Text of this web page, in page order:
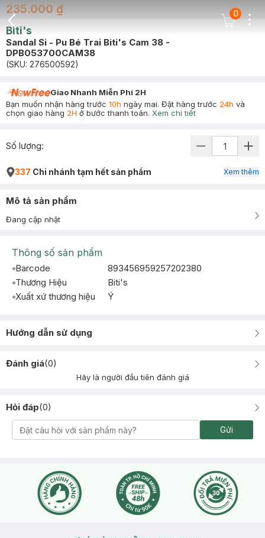
Back Icon
Cart Icon
0
235.000 ₫
Biti's
Sandal Si - Pu Bé Trai Biti's Cam 38 -
DPB053700CAM38
(SKU: 276500592)
Giao Nhanh Miễn Phí 2H
Bạn muốn nhận hàng trước 10h ngày mai. Đặt hàng trước 24h và
chọn giao hàng 2H ở bước thanh toán. Xem chi tiết
Số lượng:
337 Chi nhánh tạm hết sản phẩm Xem thêm
Mô tả sản phẩm
Đang cập nhật
Thông số sản phẩm
Barcode
893456959257202380
Thương Hiệu
Biti's
Xuất xứ thương hiệu
Ý
Hướng dẫn sử dụng
Đánh giá(0)
Hãy là người đầu tiên đánh giá
Hỏi đáp(0)
Gửi